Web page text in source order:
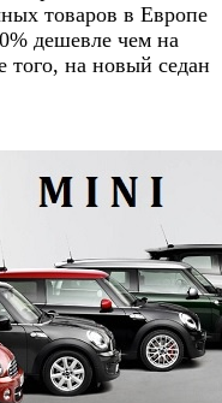
товаров в Европе
дешевле чем на
того, на новый седан